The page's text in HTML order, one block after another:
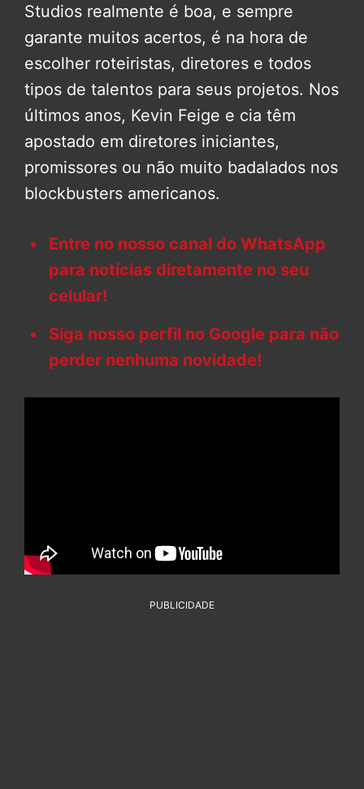
Studios realmente é boa, e sempre
garante muitos acertos, é na hora de
escolher roteiristas, diretores e todos
tipos de talentos para seus projetos. Nos
últimos anos, Kevin Feige e cia têm
apostado em diretores iniciantes,
promissores ou não muito badalados nos
blockbusters americanos.
Entre no nosso canal do WhatsApp
para notícias diretamente no seu
celular!
Siga nosso perfil no Google para não
perder nenhuma novidade!
PUBLICIDADE